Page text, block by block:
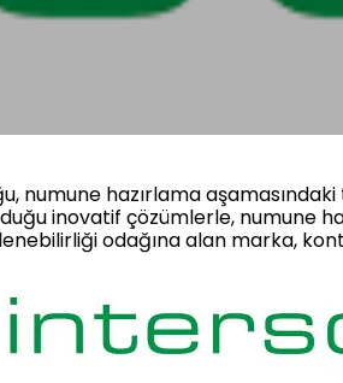
numune hazırlama
inovatif çözümlerle, numune
odağına alan marka,